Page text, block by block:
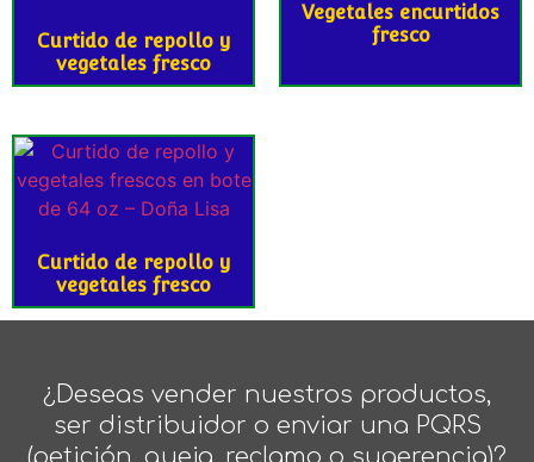
Curtido de repollo y
vegetales fresco
Vegetales encurtidos
fresco
Curtido de repollo y
vegetales fresco
¿Deseas vender nuestros productos,
ser distribuidor o enviar una PQRS